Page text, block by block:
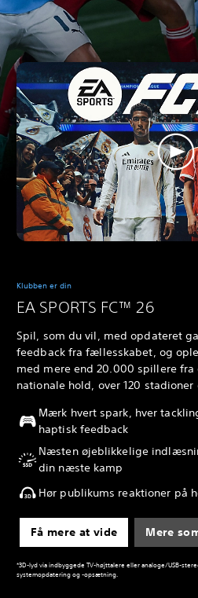
Klubben er din
EA SPORTS FC™ 26
Spil, som du vil, med opdateret
feedback fra fællesskabet, og
med mere end 20.000 spillere fra
nationale hold, over 120 stadioner
Mærk hvert spark, hver
haptisk feedback
Næsten øjeblikkelige
din næste kamp
Hør publikums reaktioner på
Få mere at vide Mere
*3D-lyd via indbyggede TV-højttalere eller analoge/USB-
systemopdatering og -opsætning.